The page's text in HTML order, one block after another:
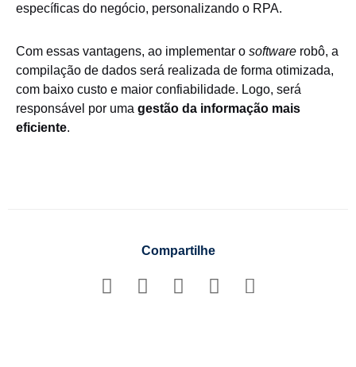
específicas do negócio, personalizando o RPA.
Com essas vantagens, ao implementar o software robô, a
compilação de dados será realizada de forma otimizada,
com baixo custo e maior confiabilidade. Logo, será
responsável por uma gestão da informação mais
eficiente.
Compartilhe